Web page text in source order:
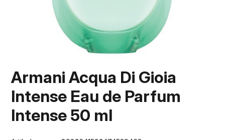
Armani Acqua Di Gioia
Intense Eau de Parfum
Intense 50 ml